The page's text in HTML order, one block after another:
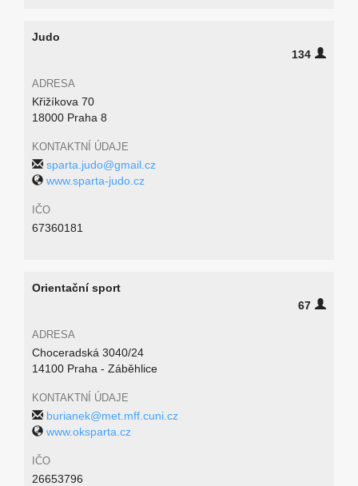
Judo
134
ADRESA
Křižíkova 70
18000 Praha 8
KONTAKTNÍ ÚDAJE
sparta.judo@gmail.cz
www.sparta-judo.cz
IČO
67360181
Orientační sport
67
ADRESA
Choceradská 3040/24
14100 Praha - Záběhlice
KONTAKTNÍ ÚDAJE
burianek@met.mff.cuni.cz
www.oksparta.cz
IČO
26653796